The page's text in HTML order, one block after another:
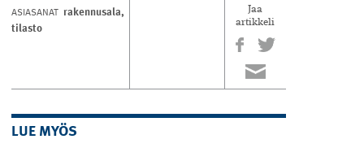
ASIASANAT rakennusala,
tilasto
Jaa
artikkeli
LUE MYÖS